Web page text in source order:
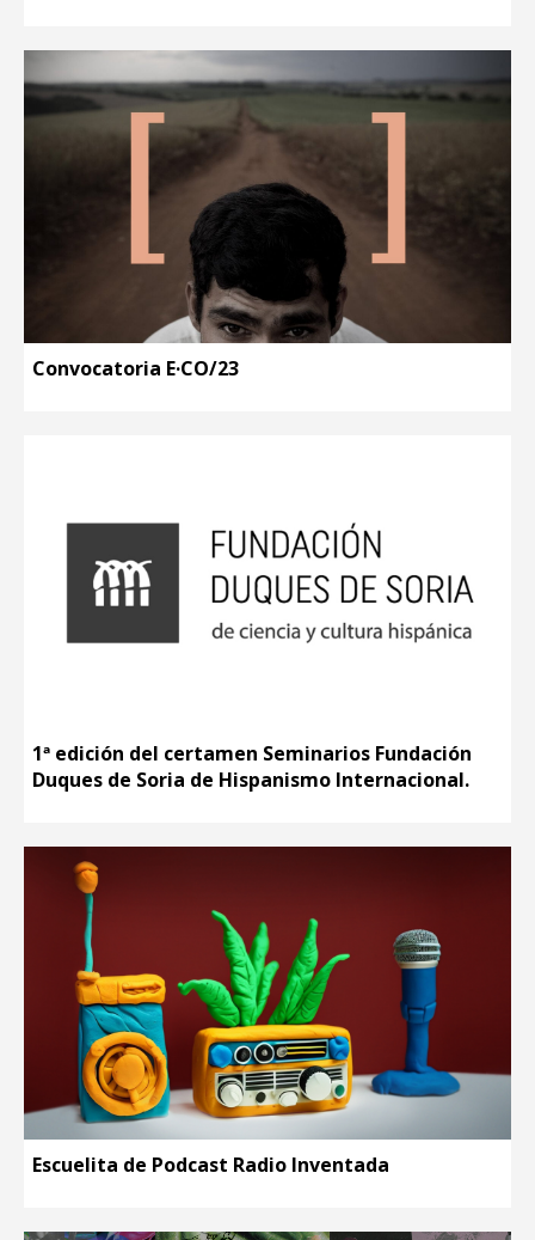
Convocatoria E·CO/23
1ª edición del certamen Seminarios Fundación
Duques de Soria de Hispanismo Internacional.
Escuelita de Podcast Radio Inventada